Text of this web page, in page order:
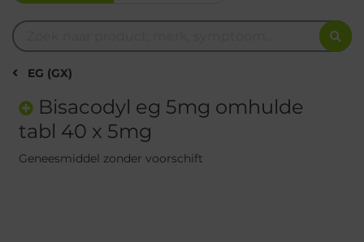
EG (GX)
Bisacodyl eg 5mg omhulde
tabl 40 x 5mg
Geneesmiddel zonder voorschift